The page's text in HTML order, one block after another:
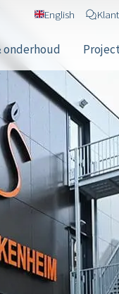
English
onderhoud